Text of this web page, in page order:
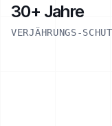
30+ Jahre
VERJÄHRUNGS-